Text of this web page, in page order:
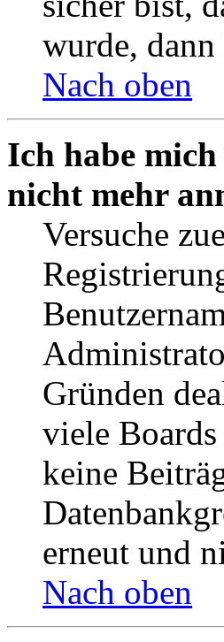
wurde,
Nach oben
Ich habe
nicht mehr
Versuche
Gründen
viele
keine
erneut und
Nach oben